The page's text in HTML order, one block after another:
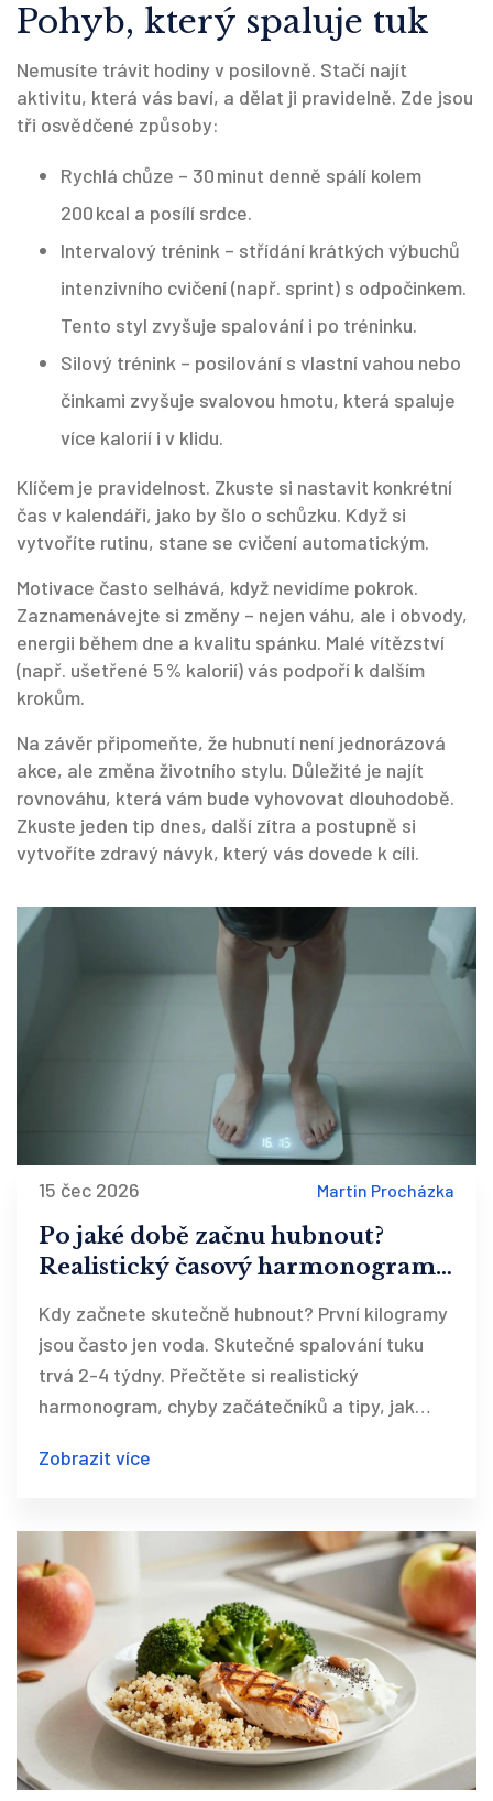
Pohyb, který spaluje tuk
Nemusíte trávit hodiny v posilovně. Stačí najít
aktivitu, která vás baví, a dělat ji pravidelně. Zde jsou
tři osvědčené způsoby:
Rychlá chůze – 30 minut denně spálí kolem
200 kcal a posílí srdce.
Intervalový trénink – střídání krátkých výbuchů
intenzivního cvičení (např. sprint) s odpočinkem.
Tento styl zvyšuje spalování i po tréninku.
Silový trénink – posilování s vlastní vahou nebo
činkami zvyšuje svalovou hmotu, která spaluje
více kalorií i v klidu.
Klíčem je pravidelnost. Zkuste si nastavit konkrétní
čas v kalendáři, jako by šlo o schůzku. Když si
vytvoříte rutinu, stane se cvičení automatickým.
Motivace často selhává, když nevidíme pokrok.
Zaznamenávejte si změny – nejen váhu, ale i obvody,
energii během dne a kvalitu spánku. Malé vítězství
(např. ušetřené 5 % kalorií) vás podpoří k dalším
krokům.
Na závěr připomeňte, že hubnutí není jednorázová
akce, ale změna životního stylu. Důležité je najít
rovnováhu, která vám bude vyhovovat dlouhodobě.
Zkuste jeden tip dnes, další zítra a postupně si
vytvoříte zdravý návyk, který vás dovede k cíli.
15 čec 2026 Martin Procházka
Po jaké době začnu hubnout?
Realistický časový harmonogram a
Kdy začnete skutečně hubnout? První kilogramy
jsou často jen voda. Skutečné spalování tuku
trvá 2-4 týdny. Přečtěte si realistický
harmonogram, chyby začátečníků a tipy, jak
Zobrazit více